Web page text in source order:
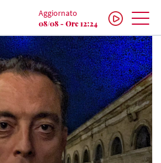
Aggiornato
08/08 - Ore 12:24